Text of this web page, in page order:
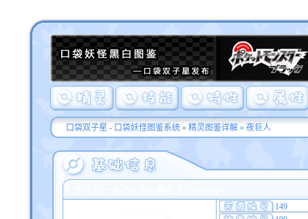
口袋双子星 - 口袋妖怪图鉴系统» 精灵图鉴详解» 夜巨人
149